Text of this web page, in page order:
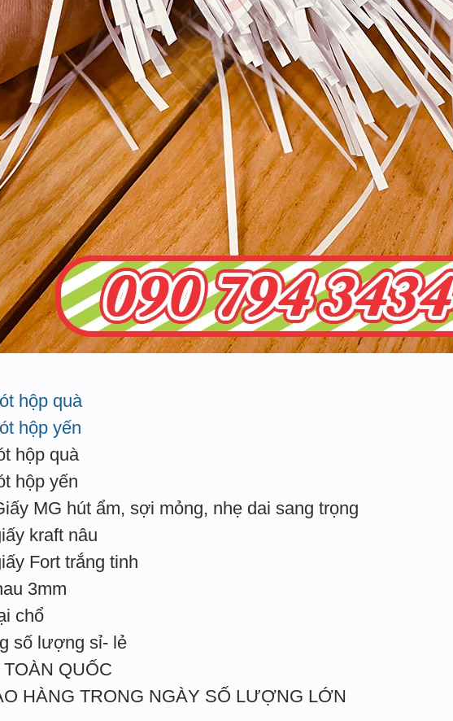
hộp quà
hộp yến
hộp quà
hộp yến
MG hút ẩm, sợi mỏng, nhẹ dai sang trọng
kraft nâu
Fort trắng tinh
3mm
chổ
số lượng sỉ- lẻ
QUỐC
HÀNG TRONG NGÀY SỐ LƯỢNG LỚN